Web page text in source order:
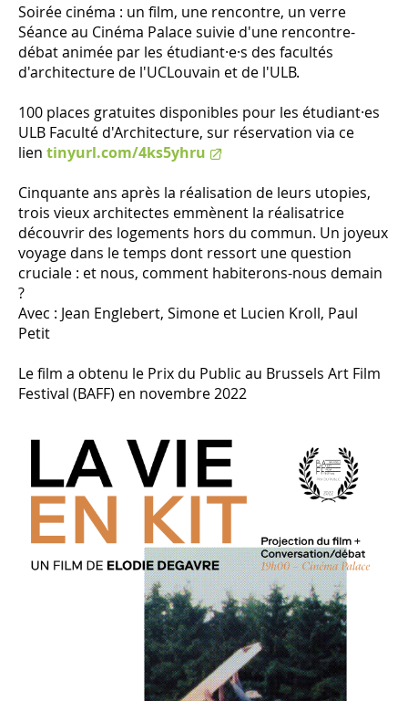
Soirée cinéma : un film, une rencontre, un verre
Séance au Cinéma Palace suivie d'une rencontre-
débat animée par les étudiant·e·s des facultés
d'architecture de l'UCLouvain et de l'ULB.
100 places gratuites disponibles pour les étudiant·es
ULB Faculté d'Architecture, sur réservation via ce
lien tinyurl.com/4ks5yhru
Cinquante ans après la réalisation de leurs utopies,
trois vieux architectes emmènent la réalisatrice
découvrir des logements hors du commun. Un joyeux
voyage dans le temps dont ressort une question
cruciale : et nous, comment habiterons-nous demain
?
Avec : Jean Englebert, Simone et Lucien Kroll, Paul
Petit
Le film a obtenu le Prix du Public au Brussels Art Film
Festival (BAFF) en novembre 2022